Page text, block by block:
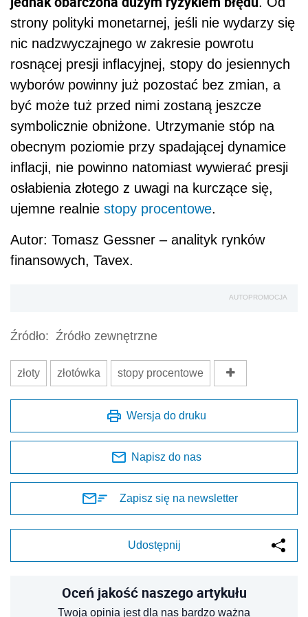
strony polityki monetarnej, jeśli nie wydarzy się
nic nadzwyczajnego w zakresie powrotu
rosnącej presji inflacyjnej, stopy do jesiennych
wyborów powinny już pozostać bez zmian, a
być może tuż przed nimi zostaną jeszcze
symbolicznie obniżone. Utrzymanie stóp na
obecnym poziomie przy spadającej dynamice
inflacji, nie powinno natomiast wywierać presji
osłabienia złotego z uwagi na kurczące się,
ujemne realnie stopy procentowe.
Autor: Tomasz Gessner – analityk rynków
finansowych, Tavex.
AUTOPROMOCJA
Źródło: Źródło zewnętrzne
złoty złotówka stopy procentowe
Wersja do druku
Napisz do nas
Zapisz się na newsletter
Udostępnij
Oceń jakość naszego artykułu
Twoja opinia jest dla nas bardzo ważna